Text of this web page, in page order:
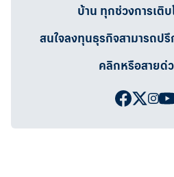
บ้าน ทุกช่วงการเติ
สนใจลงทุนธุรกิจสามารถป
คลิกหรือสายด่